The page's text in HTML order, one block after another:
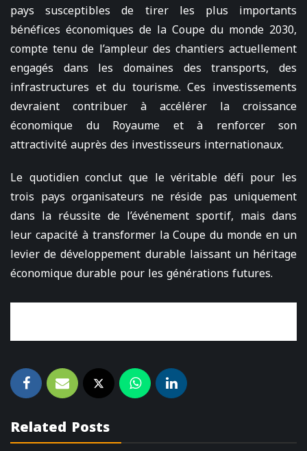
pays susceptibles de tirer les plus importants
bénéfices économiques de la Coupe du monde 2030,
compte tenu de l’ampleur des chantiers actuellement
engagés dans les domaines des transports, des
infrastructures et du tourisme. Ces investissements
devraient contribuer à accélérer la croissance
économique du Royaume et à renforcer son
attractivité auprès des investisseurs internationaux.
Le quotidien conclut que le véritable défi pour les
trois pays organisateurs ne réside pas uniquement
dans la réussite de l’événement sportif, mais dans
leur capacité à transformer la Coupe du monde en un
levier de développement durable laissant un héritage
économique durable pour les générations futures.
Related Posts